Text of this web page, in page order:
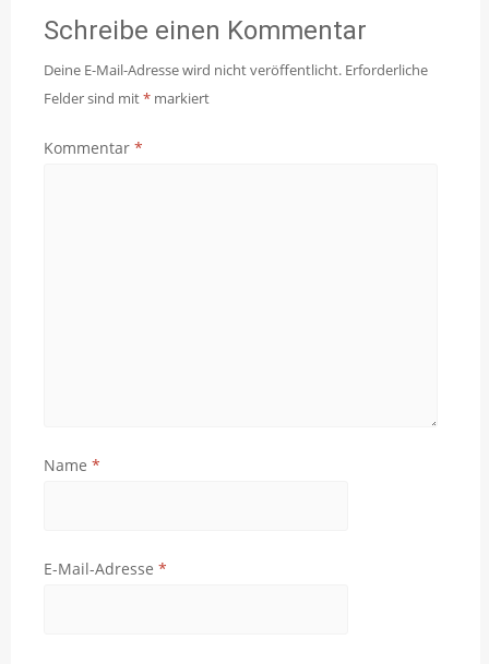
Schreibe einen Kommentar
Deine E-Mail-Adresse wird nicht veröffentlicht. Erforderliche
Felder sind mit* markiert
Kommentar *
Name *
E-Mail-Adresse *